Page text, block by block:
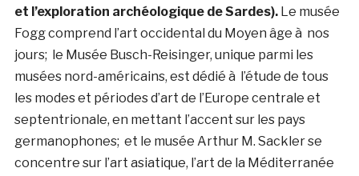
et l’exploration archéologique de Sardes).Le musée
Fogg comprend l’art occidental du Moyen âge à nos
jours; le Musée Busch-Reisinger, unique parmi les
musées nord-américains, est dédié à l’étude de tous
les modes et périodes d’art de l’Europe centrale et
septentrionale, en mettant l’accent sur les pays
germanophones; et le musée Arthur M. Sackler se
concentre sur l’art asiatique, l’art de la Méditerranée